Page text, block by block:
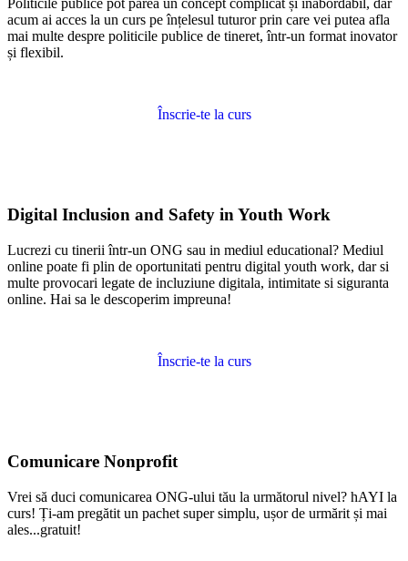
Politicile publice pot părea un concept complicat și inabordabil, dar
acum ai acces la un curs pe înțelesul tuturor prin care vei putea afla
mai multe despre politicile publice de tineret, într-un format inovator
și flexibil.
Înscrie-te la curs
Digital Inclusion and Safety in Youth Work
Lucrezi cu tinerii într-un ONG sau in mediul educational? Mediul
online poate fi plin de oportunitati pentru digital youth work, dar si
multe provocari legate de incluziune digitala, intimitate si siguranta
online. Hai sa le descoperim impreuna!
Înscrie-te la curs
Comunicare Nonprofit
Vrei să duci comunicarea ONG-ului tău la următorul nivel? hAYI la
curs! Ți-am pregătit un pachet super simplu, ușor de urmărit și mai
ales...gratuit!